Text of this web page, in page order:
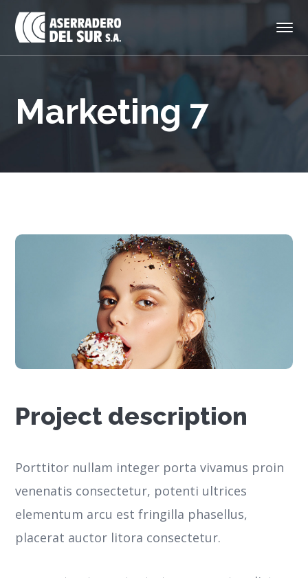
Marketing 7
Project description
Porttitor nullam integer porta vivamus proin
venenatis consectetur, potenti ultrices
elementum arcu est fringilla phasellus,
placerat auctor litora consectetur.